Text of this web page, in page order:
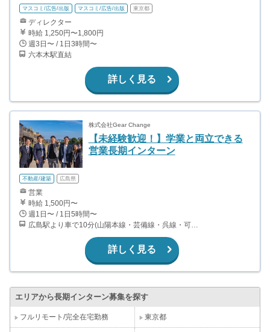
マスコミ/広告/出版 マスコミ/広告/出版 東京都
ディレクター
時給 1,250円〜1,800円
週3日〜 / 1日3時間〜
六本木駅直結
詳しく見る
株式会社Gear Change
【未経験歓迎！】学業と両立できる
営業長期インターン
不動産/建築 広島県
営業
時給 1,500円〜
週1日〜 / 1日5時間〜
広島駅より車で10分(山陽本線・芸備線・呉線・可部線) 矢賀駅より徒歩15分(芸備線) ※車やバイクで出勤していただくことも可能です。
詳しく見る
エリアから長期インターン募集を探す
フルリモート/完全在宅勤務 東京都